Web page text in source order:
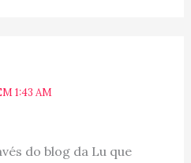
1:43 AM
do blog da Lu que